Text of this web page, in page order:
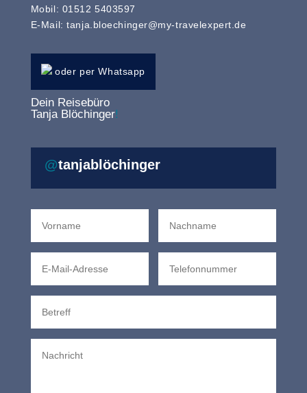
Mobil: 01512 5403597
E-Mail: tanja.bloechinger@my-travelexpert.de
oder per Whatsapp
Dein Reisebüro
Tanja Blöchinger!
@tanjablöchinger